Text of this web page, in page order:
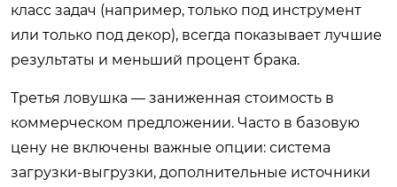
класс задач (например, только под инструмент
или только под декор), всегда показывает лучшие
результаты и меньший процент брака.
Третья ловушка — заниженная стоимость в
коммерческом предложении. Часто в базовую
цену не включены важные опции: система
загрузки-выгрузки, дополнительные источники